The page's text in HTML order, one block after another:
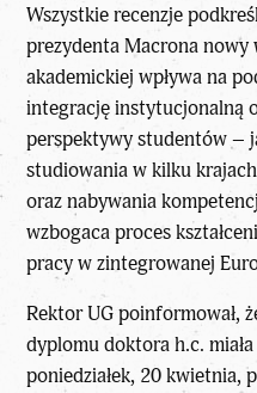
Wszystkie recenzje
prezydentaMacronanowy
akademickiej wpływa na
integrację instytucjonalną
perspektywy studentów –
studiowania w kilku
oraz nabywania
wzbogaca proces
pracy w zintegrowanej
Rektor UG poinformował,
dyplomu doktora h.c.
poniedziałek, 20 kwietnia,